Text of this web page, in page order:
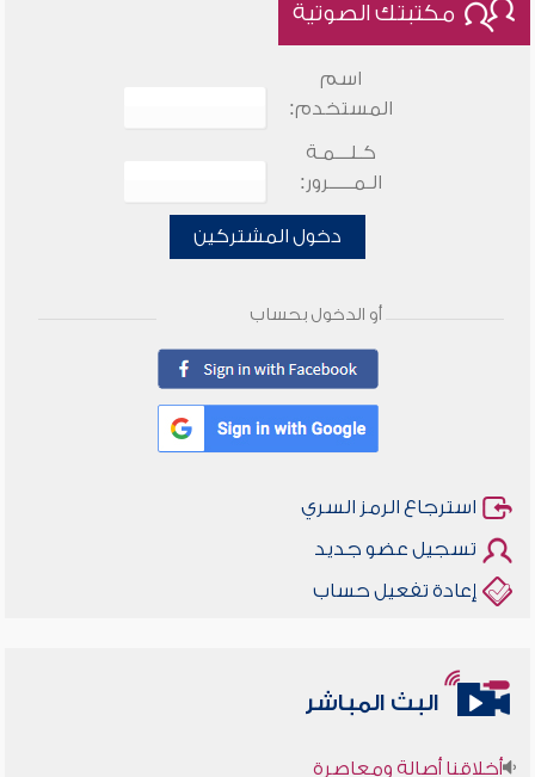
مكتبتك الصوتية
اسم
المستخدم:
كـلـــمـة
الـمـــــرور:
دخول المشتركين
أو الدخول بحساب
استرجاع الرمز السري
تسجيل عضو جديد
إعادة تفعيل حساب
البث المباشر